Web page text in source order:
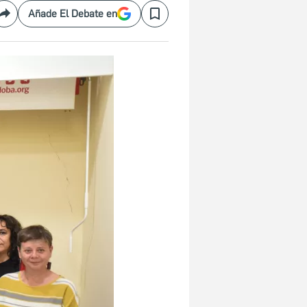
CompartirAñade El Debate en Save